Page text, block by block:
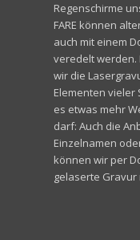
Regenschirme
FARE können
auch mit einem
veredelt
wir die
Elementen vieler
es etwas mehr
darf: Auch die
Einzelnamen
können wir per
gelaserte